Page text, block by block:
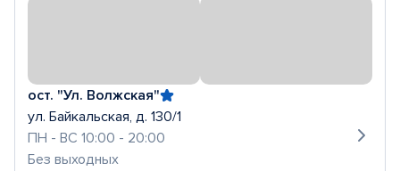
ост. "Ул. Волжская"
ул. Байкальская, д. 130/1
ПН - ВС 10:00 - 20:00
Без выходных